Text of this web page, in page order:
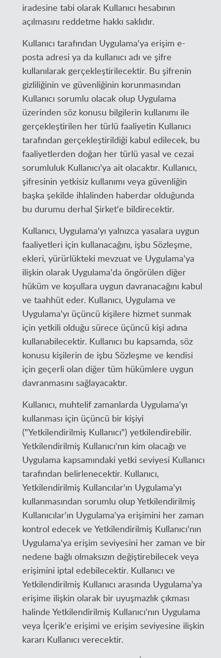
iradesine tabi olarak Kullanıcı hesabının
açılmasını reddetme hakkı saklıdır.
Kullanıcı tarafından Uygulama'ya erişim e-
posta adresi ya da kullanıcı adı ve şifre
kullanılarak gerçekleştirilecektir. Bu şifrenin
gizliliğinin ve güvenliğinin korunmasından
Kullanıcı sorumlu olacak olup Uygulama
üzerinden söz konusu bilgilerin kullanımı ile
gerçekleştirilen her türlü faaliyetin Kullanıcı
tarafından gerçekleştirildiği kabul edilecek, bu
faaliyetlerden doğan her türlü yasal ve cezai
sorumluluk Kullanıcı'ya ait olacaktır. Kullanıcı,
şifresinin yetkisiz kullanımı veya güvenliğin
başka şekilde ihlalinden haberdar olduğunda
bu durumu derhal Şirket'e bildirecektir.
Kullanıcı, Uygulama'yı yalnızca yasalara uygun
faaliyetleri için kullanacağını, işbu Sözleşme,
ekleri, yürürlükteki mevzuat ve Uygulama'ya
ilişkin olarak Uygulama'da öngörülen diğer
hüküm ve koşullara uygun davranacağını kabul
ve taahhüt eder. Kullanıcı, Uygulama ve
Uygulama'yı üçüncü kişilere hizmet sunmak
için yetkili olduğu sürece üçüncü kişi adına
kullanabilecektir. Kullanıcı bu kapsamda, söz
konusu kişilerin de işbu Sözleşme ve kendisi
için geçerli olan diğer tüm hükümlere uygun
davranmasını sağlayacaktır.
Kullanıcı, muhtelif zamanlarda Uygulama'yı
kullanması için üçüncü bir kişiyi
("Yetkilendirilmiş Kullanıcı") yetkilendirebilir.
Yetkilendirilmiş Kullanıcı'nın kim olacağı ve
Uygulama kapsamındaki yetki seviyesi Kullanıcı
tarafından belirlenecektir. Kullanıcı,
Yetkilendirilmiş Kullancılar'ın Uygulama'yı
kullanmasından sorumlu olup Yetkilendirilmiş
Kullanıcılar'ın Uygulama'ya erişimini her zaman
kontrol edecek ve Yetkilendirilmiş Kullanıcı'nın
Uygulama'ya erişim seviyesini her zaman ve bir
nedene bağlı olmaksızın değiştirebilecek veya
erişimini iptal edebilecektir. Kullanıcı ve
Yetkilendirilmiş Kullanıcı arasında Uygulama'ya
erişime ilişkin olarak bir uyuşmazlık çıkması
halinde Yetkilendirilmiş Kullanıcı'nın Uygulama
veya İçerik'e erişimi ve erişim seviyesine ilişkin
kararı Kullanıcı verecektir.